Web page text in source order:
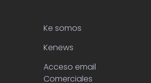
Ke somos
Kenews
Acceso email
Comerciales